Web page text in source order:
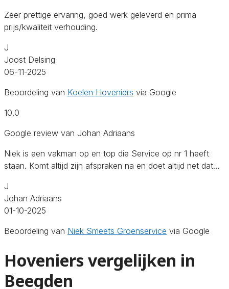
Zeer prettige ervaring, goed werk geleverd en prima
prijs/kwaliteit verhouding.
J
Joost Delsing
06-11-2025
Beoordeling van Koelen Hoveniers via Google
10.0
Google review van Johan Adriaans
Niek is een vakman op en top die Service op nr 1 heeft
staan. Komt altijd zijn afspraken na en doet altijd net dat…
J
Johan Adriaans
01-10-2025
Beoordeling van Niek Smeets Groenservice via Google
Hoveniers vergelijken in
Beegden